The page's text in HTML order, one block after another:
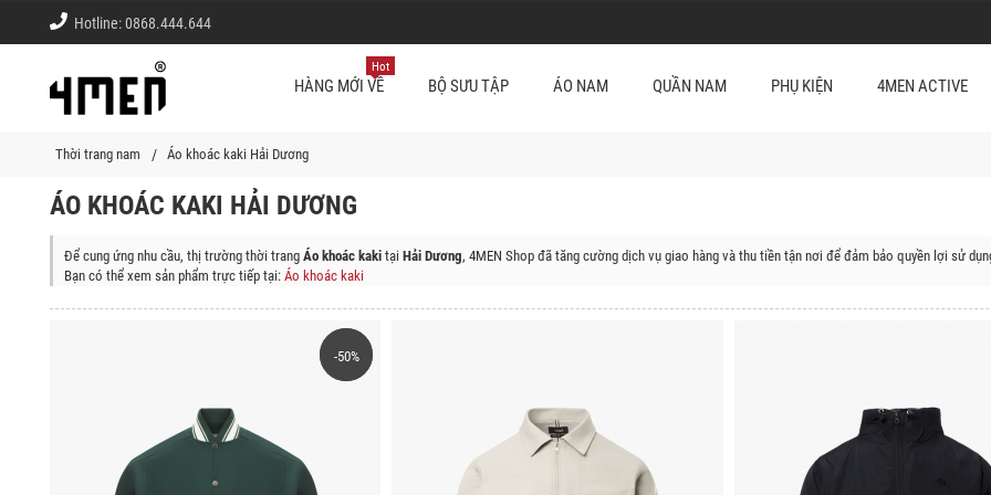
Hotline:0868.444.644
HÀNG MỚI VỀ
Hot
BỘ SƯU TẬP ÁO NAM QUẦN NAM PHỤ KIỆN 4MEN ACTIVE
Thời trang nam Áo khoác kaki Hải Dương
ÁO KHOÁC KAKI HẢI DƯƠNG
Để cung ứng nhu cầu, thị trường thời trang Áo khoác kakitại Hải Dương, 4MEN Shop đã tăng cường dịch vụ giao hàng và thu tiền tận nơi để đảm bảo quyền lợi sử
Bạn có thể xem sản phẩm trực tiếp tại: Áo khoác kaki
-50%
-50%